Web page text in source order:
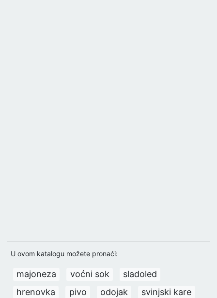
U ovom katalogu možete pronaći:
majoneza voćni sok
sladoled
hrenovka
pivo odojak
svinjski kare